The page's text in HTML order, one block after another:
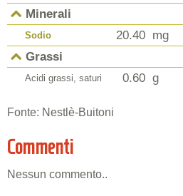
Minerali
Sodio 20.40 mg
Grassi
Acidi grassi, saturi 0.60 g
Fonte: Nestlè-Buitoni
Commenti
Nessun commento..